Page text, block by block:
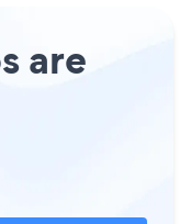
are